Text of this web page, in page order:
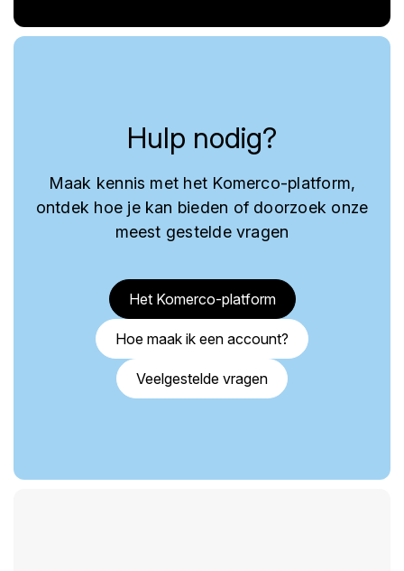
Hulp nodig?
Maak kennis met het Komerco-platform,
ontdek hoe je kan bieden of doorzoek onze
meest gestelde vragen
Het Komerco-platform
Hoe maak ik een account?
Veelgestelde vragen